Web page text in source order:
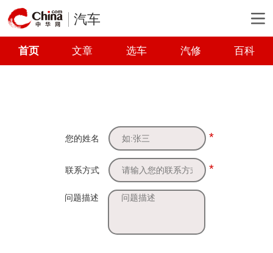
汽车
首页 文章 选车 汽修 百科
您的姓名 *
联系方式 *
问题描述